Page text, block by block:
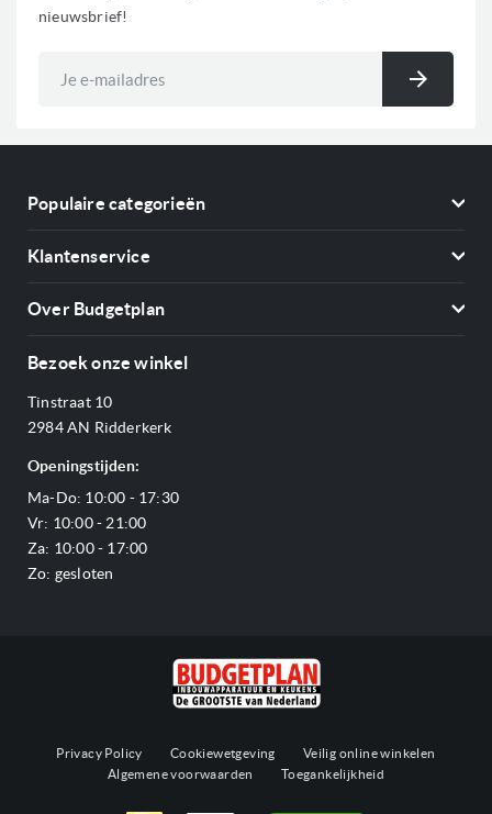
nieuwsbrief!
Populaire categorieën
Kookplaten
Afzuigkappen
Ovens
Stoomovens
Magnetrons
Vaatwassers
Complete keukens
Outlet
Klantenservice
Betalen
Veelgestelde vragen
Service & garantie
Sitemap
Over Budgetplan
Adres & Route
Reviews Budgetplan
Blog
Bezoek onze winkel
Tinstraat 10
2984 AN Ridderkerk
Openingstijden:
Ma-Do: 10:00 - 17:30
Vr: 10:00 - 21:00
Za: 10:00 - 17:00
Zo: gesloten
Privacy Policy Cookiewetgeving
Veilig online winkelen
Algemene voorwaarden
Toegankelijkheid